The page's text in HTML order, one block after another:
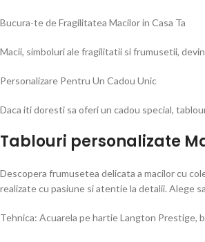
Bucura-te de Fragilitatea Macilor in Casa Ta
Macii, simboluri ale fragilitatii si frumusetii,
Personalizare Pentru Un Cadou Unic
Daca iti doresti sa oferi un cadou special,
Tablouri personalizate
Descopera frumusetea delicata a macilor cu
realizate cu pasiune si atentie la detalii. Alege
Tehnica: Acuarela pe hartie Langton Prestige,